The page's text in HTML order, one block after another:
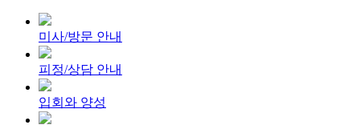
미사/방문 안내
피정/상담 안내
입회와 양성